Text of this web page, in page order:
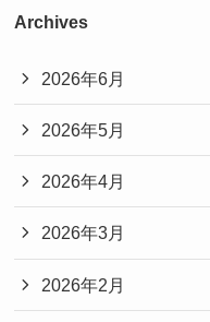
Archives
2026年6月
2026年5月
2026年4月
2026年3月
2026年2月